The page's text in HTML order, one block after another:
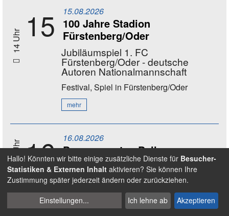
14 Uhr 15 15.08.2026
100 Jahre Stadion
Fürstenberg/Oder
Jubiläumspiel 1. FC
Fürstenberg/Oder - deutsche
Autoren Nationalmannschaft
Festival, Spiel in Fürstenberg/Oder
mehr
11 - 17 Uhr16 16.08.2026
Bewegungstag Ball
Spielin Nürnberg - Wöhrder Wiese
mehr
Cookies
verwalten
Hallo! Könnten wir bitte einige zusätzliche Dienste für Besucher-
Statistiken & Externen Inhalt aktivieren? Sie können Ihre
Zustimmung später jederzeit ändern oder zurückziehen.
Einstellungen... Ich lehne ab Akzeptieren